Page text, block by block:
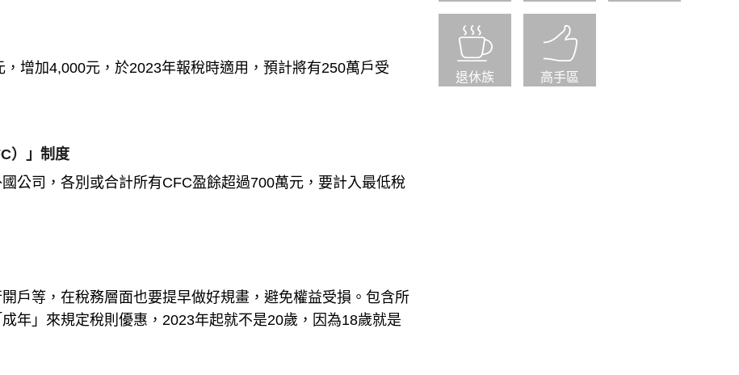
增加4,000元，於2023年報稅時適用，預計將有250萬戶受
）」制度
公司，各別或合計所有CFC盈餘超過700萬元，要計入最低稅
戶等，在稅務層面也要提早做好規畫，避免權益受損。包含所
年」來規定稅則優惠，2023年起就不是20歲，因為18歲就是
退休族 高手區